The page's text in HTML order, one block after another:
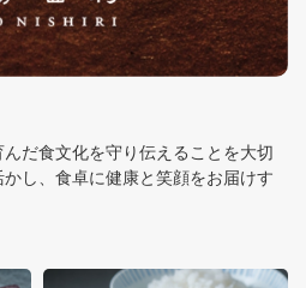
だ食文化を守り伝えることを大切
し、食卓に健康と笑顔をお届けす